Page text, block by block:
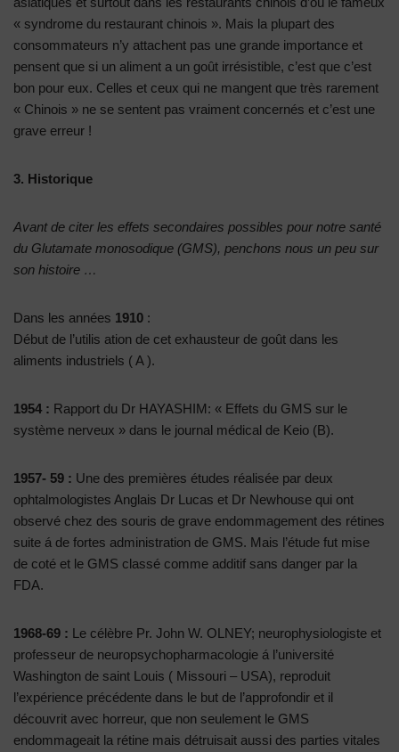
« syndrome du restaurant chinois ». Mais la plupart des
consommateurs n’y attachent pas une grande importance et
pensent que si un aliment a un goût irrésistible, c’est que c’est
bon pour eux. Celles et ceux qui ne mangent que très rarement
« Chinois » ne se sentent pas vraiment concernés et c’est une
grave erreur !
3. Historique
Avant de citer les effets secondaires possibles pour notre santé
du Glutamate monosodique (GMS), penchons nous un peu sur
son histoire …
Dans les années 1910 :
Début de l’utilis ation de cet exhausteur de goût dans les
aliments industriels ( A ).
1954 : Rapport du Dr HAYASHIM: « Effets du GMS sur le
système nerveux » dans le journal médical de Keio (B).
1957- 59 : Une des premières études réalisée par deux
ophtalmologistes Anglais Dr Lucas et Dr Newhouse qui ont
observé chez des souris de grave endommagement des rétines
suite á de fortes administration de GMS. Mais l’étude fut mise
de coté et le GMS classé comme additif sans danger par la
FDA.
1968-69 : Le célèbre Pr. John W. OLNEY; neurophysiologiste et
professeur de neuropsychopharmacologie á l’université
Washington de saint Louis ( Missouri – USA), reproduit
l’expérience précédente dans le but de l’approfondir et il
découvrit avec horreur, que non seulement le GMS
endommageait la rétine mais détruisait aussi des parties vitales